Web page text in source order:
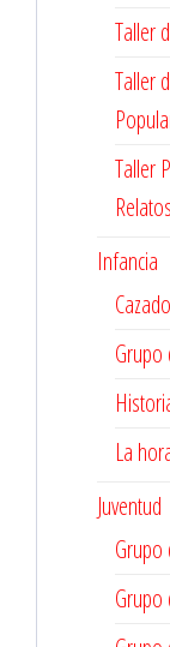
Taller
Taller
Taller
Infancia
La
Juventud
Grupo
Grupo